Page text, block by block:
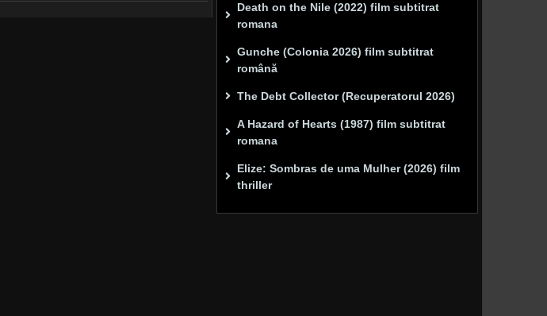
Death on the Nile (2022) film subtitrat
romana
Gunche (Colonia 2026) film subtitrat
română
The Debt Collector (Recuperatorul 2026)
A Hazard of Hearts (1987) film subtitrat
romana
Elize: Sombras de uma Mulher (2026) film
thriller